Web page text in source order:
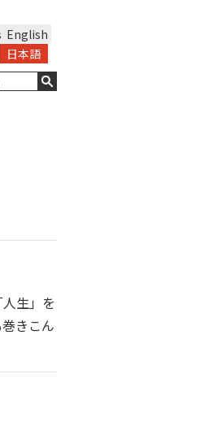
English
日本語
生」を
きこん